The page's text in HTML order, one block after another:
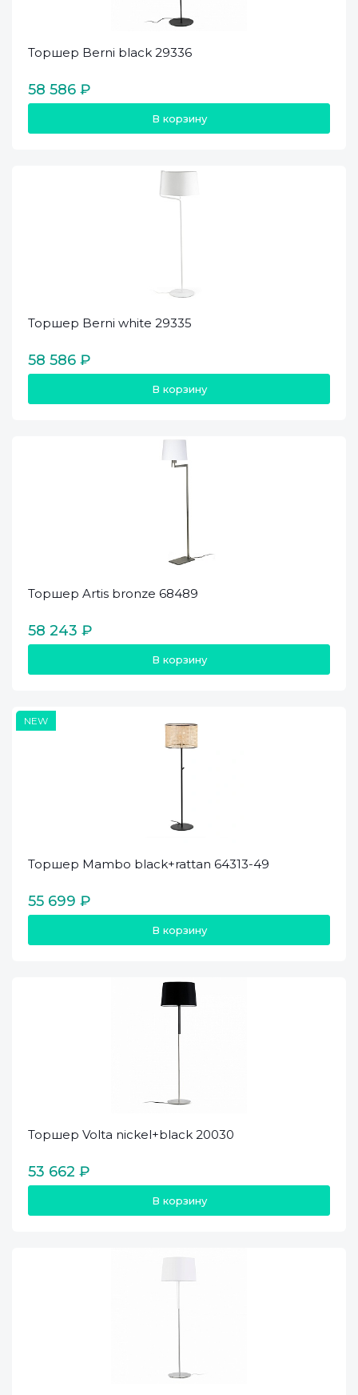
Торшер Berni black 29336
58 586 ₽
В корзину
Торшер Berni white 29335
58 586 ₽
В корзину
Торшер Artis bronze 68489
58 243 ₽
В корзину
NEW
Торшер Mambo black+rattan 64313-49
55 699 ₽
В корзину
Торшер Volta nickel+black 20030
53 662 ₽
В корзину